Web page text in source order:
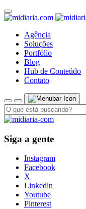
Agência
Soluções
Portfólio
Blog
Hub de Conteúdo
Contato
Siga a gente
Instagram
Facebook
X
Linkedin
Youtube
Pinterest